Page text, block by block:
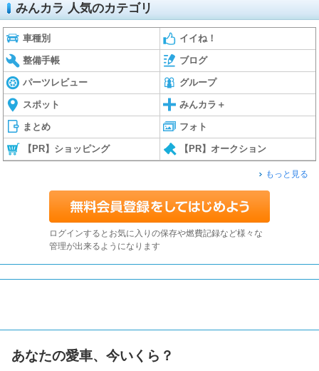
みんカラ 人気のカテゴリ
車種別 イイね！
整備手帳 ブログ
パーツレビュー グループ
スポット みんカラ＋
まとめ フォト
【PR】ショッピング 【PR】オークション
もっと見る
ログインするとお気に入りの保存や燃費記録など様々な
管理が出来るようになります
あなたの愛車、今いくら？